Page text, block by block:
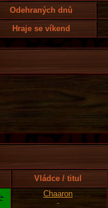
Odehraných dnů
Hraje se víkend
Vládce / titul
Chaaron
-